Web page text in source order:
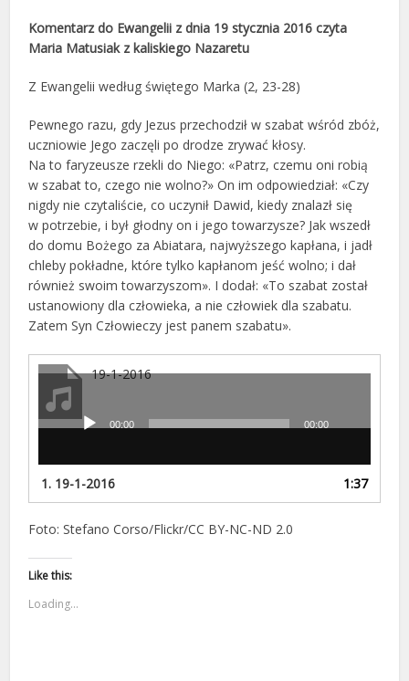
Komentarz do Ewangelii z dnia 19 stycznia 2016 czyta
Maria Matusiak z kaliskiego Nazaretu
Z Ewangelii według świętego Marka (2, 23-28)
Pewnego razu, gdy Jezus przechodził w szabat wśród zbóż,
uczniowie Jego zaczęli po drodze zrywać kłosy.
Na to faryzeusze rzekli do Niego: «Patrz, czemu oni robią
w szabat to, czego nie wolno?» On im odpowiedział: «Czy
nigdy nie czytaliście, co uczynił Dawid, kiedy znalazł się
w potrzebie, i był głodny on i jego towarzysze? Jak wszedł
do domu Bożego za Abiatara, najwyższego kapłana, i jadł
chleby pokładne, które tylko kapłanom jeść wolno; i dał
również swoim towarzyszom». I dodał: «To szabat został
ustanowiony dla człowieka, a nie człowiek dla szabatu.
Zatem Syn Człowieczy jest panem szabatu».
19-1-2016
dźwiękowych
00:00 00:00
1. 19-1-2016 1:37
Foto: Stefano Corso/Flickr/CC BY-NC-ND 2.0
Like this:
Loading...